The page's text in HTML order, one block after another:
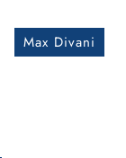
Max Divani